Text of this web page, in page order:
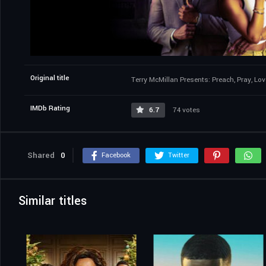
Original title Terry McMillan Presents: Preach, Pray,
IMDb Rating 6.7 74 votes
Shared 0 Facebook Twitter
Similar titles